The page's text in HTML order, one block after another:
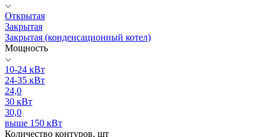
Открытая
Закрытая
Закрытая (конденсационный котел)
Мощность
10-24 кВт
24-35 кВт
24,0
30 кВт
30,0
выше 150 кВт
Количество контуров, шт